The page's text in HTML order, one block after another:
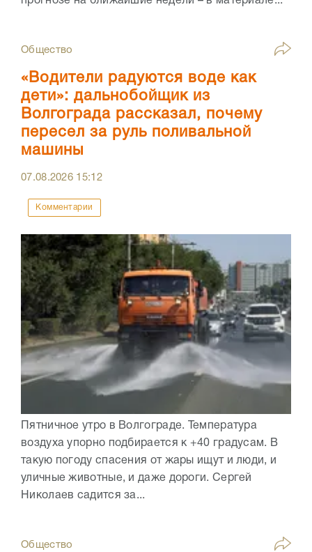
Общество
«Водители радуются воде как
дети»: дальнобойщик из
Волгограда рассказал, почему
пересел за руль поливальной
машины
07.08.2026 15:12
Комментарии
Пятничное утро в Волгограде. Температура
воздуха упорно подбирается к +40 градусам. В
такую погоду спасения от жары ищут и люди, и
уличные животные, и даже дороги. Сергей
Николаев садится за...
Общество